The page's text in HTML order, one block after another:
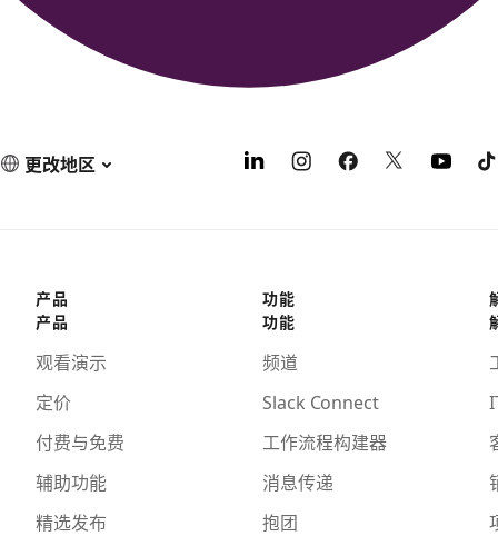
更改地区
产品
产品
观看演示
定价
付费与免费
辅助功能
精选发布
功能
功能
频道
Slack Connect
工作流程构建器
消息传递
抱团